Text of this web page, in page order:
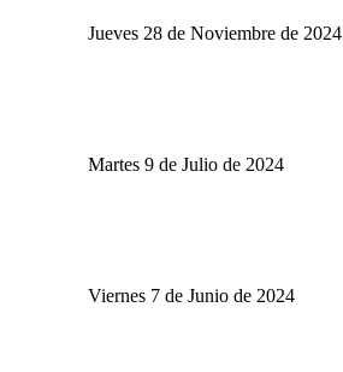
Jueves 28 de Noviembre de 2024
Martes 9 de Julio de 2024
Viernes 7 de Junio de 2024